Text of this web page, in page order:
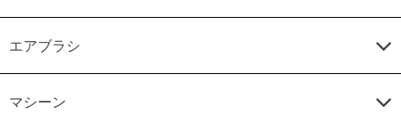
エアブラシ
マシーン